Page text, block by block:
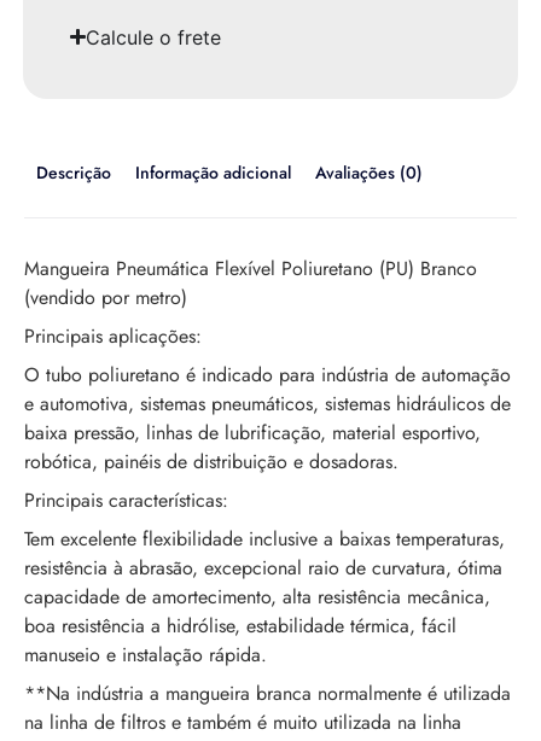
Calcule o frete
Descrição Informação adicional Avaliações (0)
Mangueira Pneumática Flexível Poliuretano (PU) Branco
(vendido por metro)
Principais aplicações:
O tubo poliuretano é indicado para indústria de automação
e automotiva, sistemas pneumáticos, sistemas hidráulicos de
baixa pressão, linhas de lubrificação, material esportivo,
robótica, painéis de distribuição e dosadoras.
Principais características:
Tem excelente flexibilidade inclusive a baixas temperaturas,
resistência à abrasão, excepcional raio de curvatura, ótima
capacidade de amortecimento, alta resistência mecânica,
boa resistência a hidrólise, estabilidade térmica, fácil
manuseio e instalação rápida.
**Na indústria a mangueira branca normalmente é utilizada
na linha de filtros e também é muito utilizada na linha